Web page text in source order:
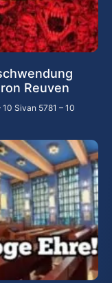
Reuven
10 Sivan 5781 – 10